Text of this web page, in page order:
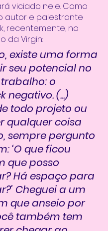
viciado nele. Como
autor e palestrante
recentemente, no
da Virgin:
existe uma forma
seu potencial no
o
negativo. (...)
todo projeto ou
qualquer coisa
sempre pergunto
‘O que ficou
que posso
Há espaço para
Cheguei a um
que anseio por
também tem